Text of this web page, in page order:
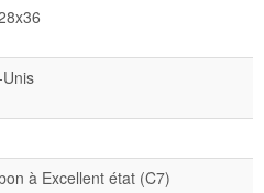
à Excellent état (C7)